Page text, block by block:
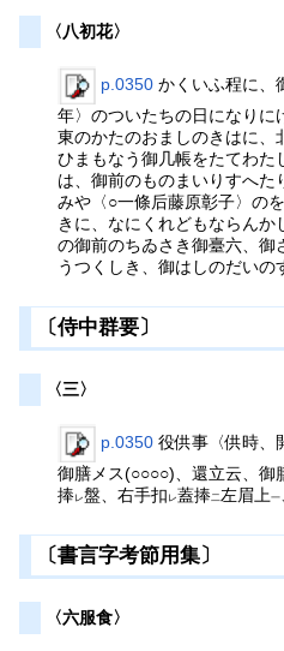
〈八初花〉
p.0350 かくいふ程に、
年〉のついたちの日になりに
東のかたのおましのきはに、
ひまもなう御几帳をたてわた
は、御前のものまいりすへた
みや〈○一條后藤原彰子〉の
きに、なにくれどもならんか
の御前のちゐさき御臺六、御
うつくしき、御はしのだいの
〔侍中群要〕
〈三〉
p.0350 役供事〈供時、
御膳メス(○○○○)、還立云、御
捧レ盤、右手扣 レ蓋捧二 左眉上一
〔書言字考節用集〕
〈六服食〉